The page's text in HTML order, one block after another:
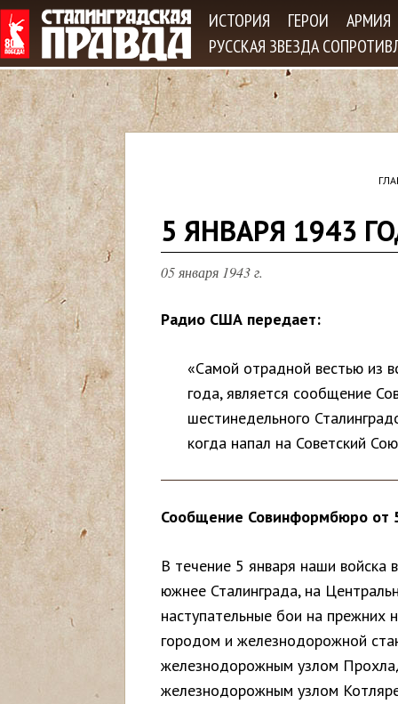
ИСТОРИЯ ГЕРОИ
АРМИЯ
РУССКАЯ ЗВЕЗДА
ы
5 ЯНВАРЯ 1943
05 января 1943 г.
Радио США передает:
«Самой отрадной вестью из
года, является сообщение
шестинедельного
когда напал на Советский
Сообщение Совинформбюро от
В течение 5 января наши войска
южнее Сталинграда, на
наступательные бои на прежних
городом и железнодорожной
железнодорожным узлом
железнодорожным узлом